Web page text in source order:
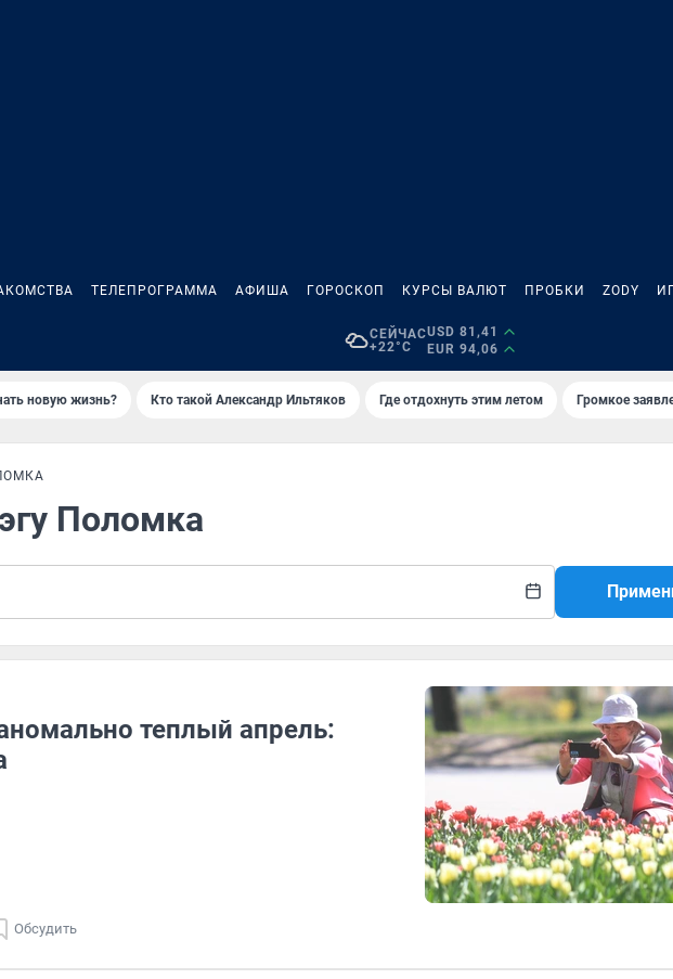
ТЕЛЕПРОГРАММА АФИША ГОРОСКОП КУРСЫ ВАЛЮТ ПРОБКИ ZODY
СЕЙЧАС
+22°C
USD 81,41
EUR 94,06
новую жизнь? Кто такой Александр Ильтяков Где отдохнуть этим летом Громкое
Поломка
теплый апрель:
Обсудить